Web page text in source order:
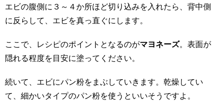
エビの腹側に３～４か所ほど切り込みを入れたら、背中側
に反らして、エビを真っ直ぐにします。
ここで、レシピのポイントとなるのがマヨネーズ。表面が
隠れる程度を目安に塗ってください。
続いて、エビにパン粉をまぶしていきます。乾燥してい
て、細かいタイプのパン粉を使うといいそうですよ。